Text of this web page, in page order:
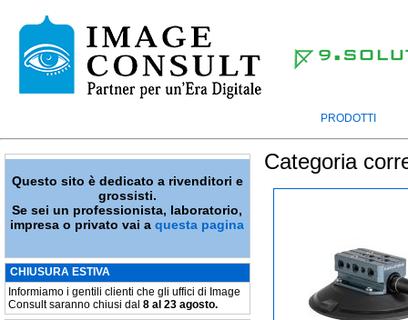
PRODOTTI
Questo sito è dedicato a rivenditori e
grossisti.
Se sei un professionista, laboratorio,
impresa o privato vai aquesta pagina
CHIUSURA ESTIVA
Informiamo i gentili clienti che gli uffici di Image
Consult saranno chiusi dal 8 al 23 agosto.
Categoria